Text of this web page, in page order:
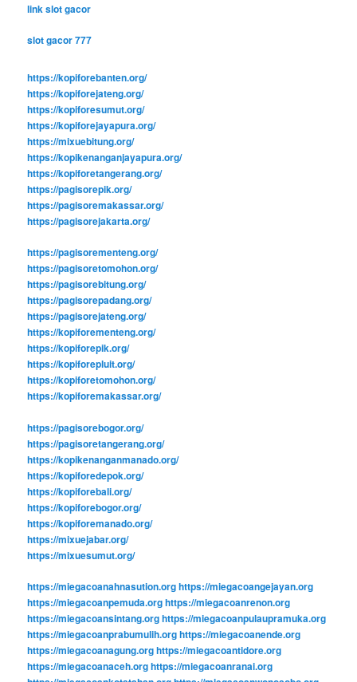
link slot gacor
slot gacor 777
https://kopiforebanten.org/
https://kopiforejateng.org/
https://kopiforesumut.org/
https://kopiforejayapura.org/
https://mixuebitung.org/
https://kopikenanganjayapura.org/
https://kopiforetangerang.org/
https://pagisorepik.org/
https://pagisoremakassar.org/
https://pagisorejakarta.org/
https://pagisorementeng.org/
https://pagisoretomohon.org/
https://pagisorebitung.org/
https://pagisorepadang.org/
https://pagisorejateng.org/
https://kopiforementeng.org/
https://kopiforepik.org/
https://kopiforepluit.org/
https://kopiforetomohon.org/
https://kopiforemakassar.org/
https://pagisorebogor.org/
https://pagisoretangerang.org/
https://kopikenanganmanado.org/
https://kopiforedepok.org/
https://kopiforebali.org/
https://kopiforebogor.org/
https://kopiforemanado.org/
https://mixuejabar.org/
https://mixuesumut.org/
https://miegacoanahnasution.orghttps://miegacoangejayan.org
https://miegacoanpemuda.orghttps://miegacoanrenon.org
https://miegacoansintang.orghttps://miegacoanpulaupramuka.org
https://miegacoanprabumulih.orghttps://miegacoanende.org
https://miegacoanagung.orghttps://miegacoantidore.org
https://miegacoanaceh.orghttps://miegacoanranai.org